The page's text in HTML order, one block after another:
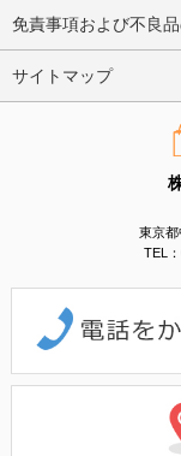
東京
TEL
免責事項および不良
サイトマップ